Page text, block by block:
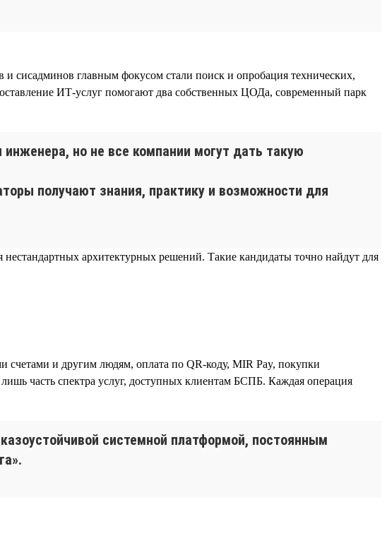
сисадминов главным фокусом стали поиск и опробация технических,
ИТ-услуг помогают два собственных ЦОДа, современный парк
но не все компании могут дать такую
получают знания, практику и возможности для
архитектурных решений. Такие кандидаты точно найдут для
и другим людям, оплата по QR-коду, MIR Pay, покупки
часть спектра услуг, доступных клиентам БСПБ. Каждая операция
системной платформой, постоянным